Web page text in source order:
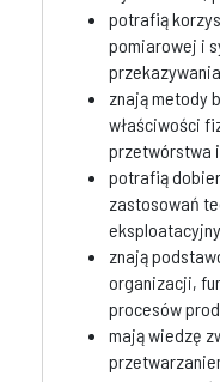
potrafią
pomiarowej i
znają metody
właściwości
przetwórstwa
potrafią
zastosowań
znają
organizacji,
procesów
mają wiedzę